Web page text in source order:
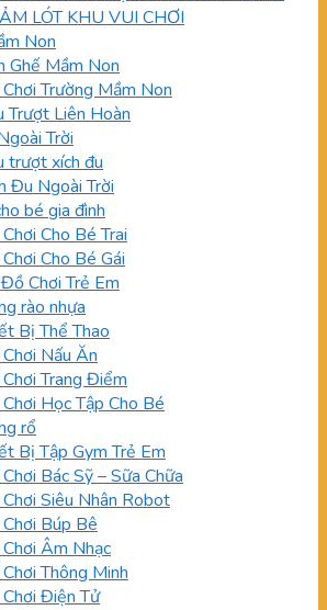
LÓT KHU VUI CHƠI
Non
Ghế Mầm Non
Trường Mầm Non
Trượt Liên Hoàn
Trời
trượt xích đu
Đu Ngoài Trời
bé gia đình
Cho Bé Trai
Cho Bé Gái
Chơi Trẻ Em
rào nhựa
Bị Thể Thao
Nấu Ăn
Trang Điểm
Học Tập Cho Bé
rổ
Bị Tập Gym Trẻ Em
Bác Sỹ – Sữa Chữa
Siêu Nhân Robot
Búp Bê
Âm Nhạc
Thông Minh
Điện Tử